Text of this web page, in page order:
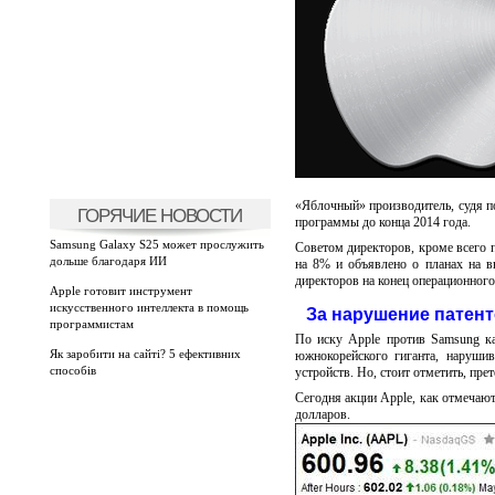
ГОРЯЧИЕ НОВОСТИ
Samsung Galaxy S25 может прослужить
дольше благодаря ИИ
Apple готовит инструмент
искусственного интеллекта в помощь
программистам
Як заробити на сайті? 5 ефективних
способів
«Яблочный» производитель, судя
программы до конца 2014 года.
Советом директоров, кроме всего
на 8% и объявлено о планах на
директоров на конец
За нарушение
По иску Apple против Samsung
южнокорейского гиганта,
устройств. Но, стоит отметить,
Сегодня акции Apple, как
долларов.